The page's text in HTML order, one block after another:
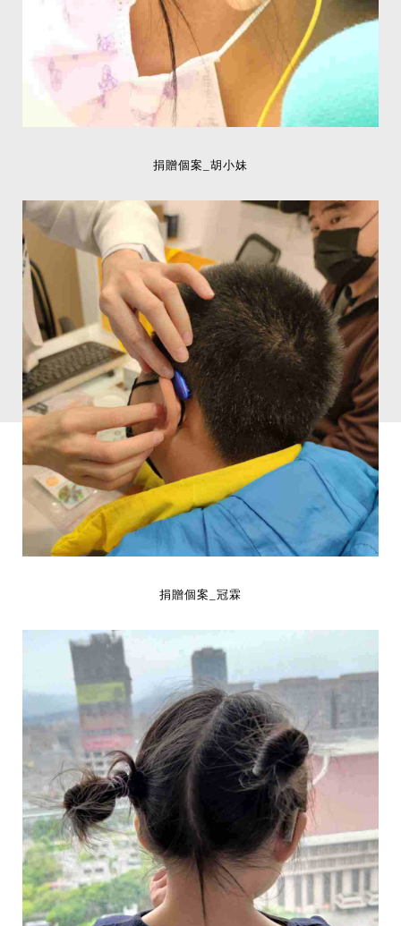
捐贈個案_胡小妹
捐贈個案_冠霖